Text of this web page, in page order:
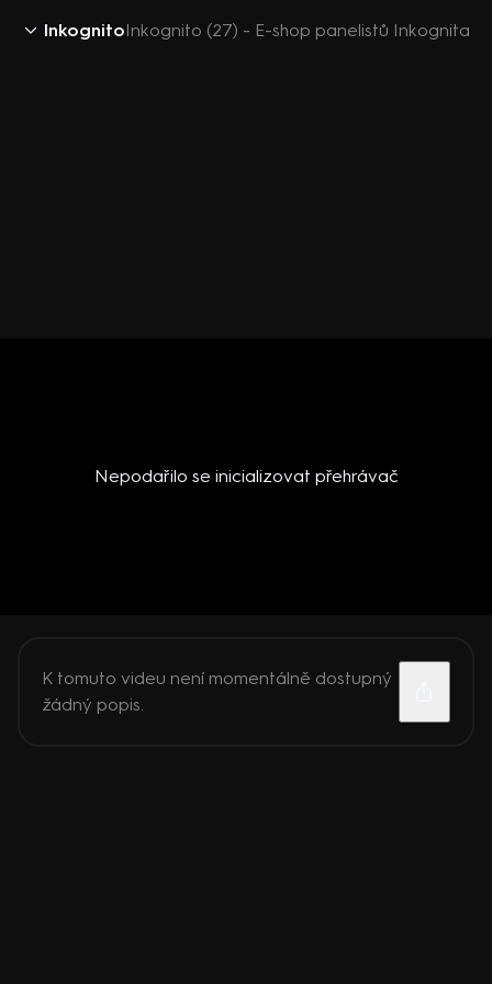
InkognitoInkognito (27) - E-shop panelistů Inkognita
Nepodařilo se inicializovat přehrávač
K tomuto videu není momentálně dostupný
žádný popis.